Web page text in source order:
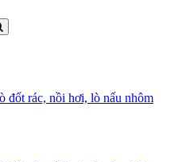
đốt rác, nồi hơi, lò nấu nhôm